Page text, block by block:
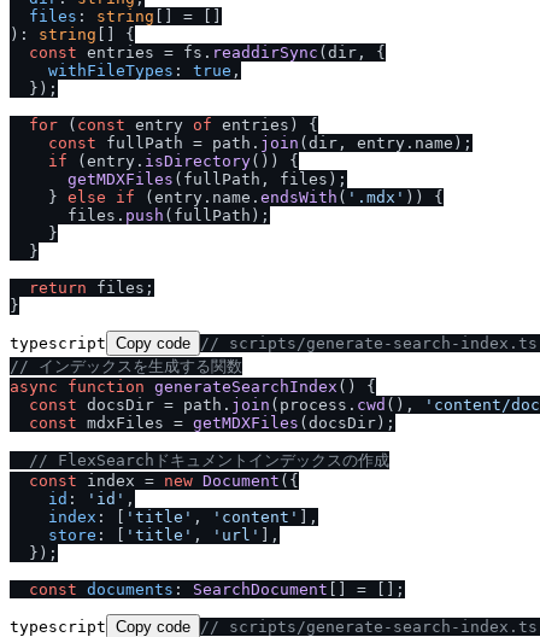
files : string
): string [] {
const entries = fs. readdirSync (dir, {
withFileTypes : true ,
  });
for ( const entry of entries) {
const fullPath = path. join (dir, entry. name );
if (entry. isDirectory()) {
getMDXFiles (fullPath, files);
    }
else if (entry. name . endsWith ( '.mdx' )) {
      files.
push (fullPath);
    }
  }
return files;
typescript Copy code / / scripts /generate-search-
/ / インデックスを生成する関数
async
function generateSearchIndex ( ) {
const docsDir = path. join (process. cwd (), 'content /
const mdxFiles = getMDXFiles (docsDir);
/ / FlexSearchドキュメントインデックスの作成
const index = new Document ({
id : 'id' ,
index : [ 'title' , 'content' ],
store : [ 'title' , 'url' ],
  });
const documents : SearchDocument
typescript Copy code / / scripts /generate-search-